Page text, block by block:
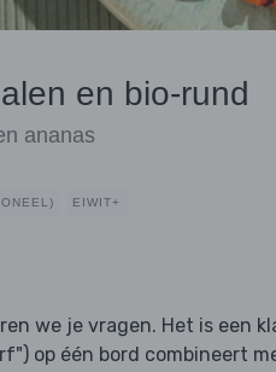
en bio-rund
ananas
EIWIT+
we je vragen. Het is een
op één bord combineert